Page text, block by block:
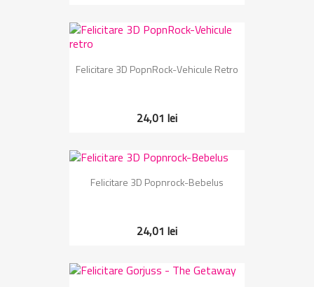
Felicitare 3D PopnRock-Vehicule Retro
24,01 lei
Felicitare 3D Popnrock-Bebelus
24,01 lei